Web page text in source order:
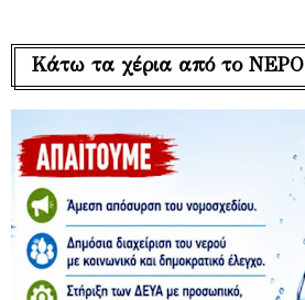
Κάτω τα χέρια από το ΝΕΡΟ